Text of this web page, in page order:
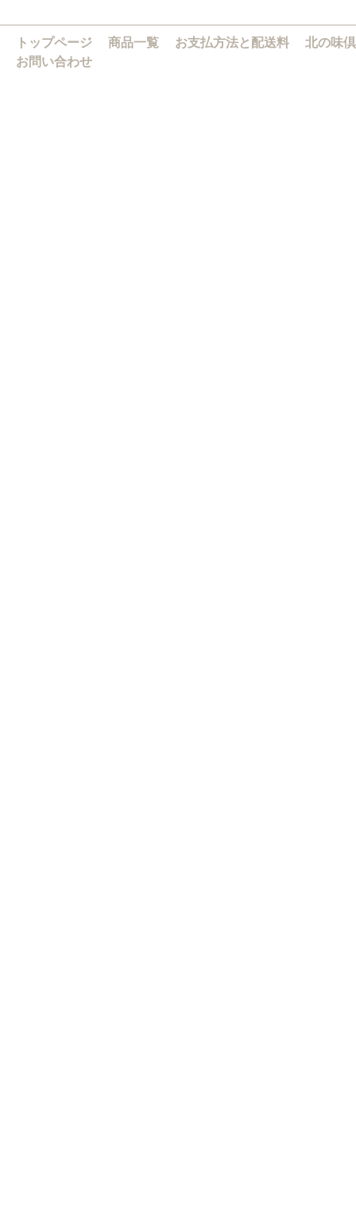
トップページ 商品一覧 お支払方法と配送料
北の味
お問い合わせ